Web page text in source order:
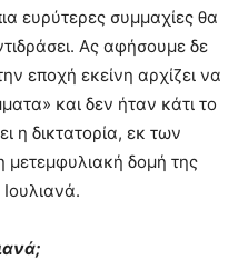
ευρύτερες συμμαχίες θα
Ας αφήσουμε δε
εποχή εκείνη αρχίζει να
και δεν ήταν κάτι το
η δικτατορία, εκ των
μετεμφυλιακή δομή της